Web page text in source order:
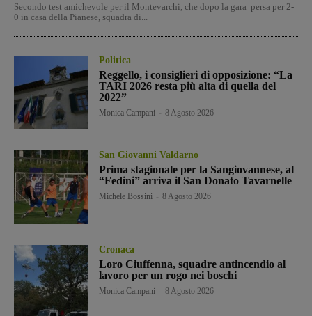
Secondo test amichevole per il Montevarchi, che dopo la gara persa per 2-
0 in casa della Pianese, squadra di...
Politica
Reggello, i consiglieri di opposizione: “La
TARI 2026 resta più alta di quella del
2022”
Monica Campani 8 Agosto 2026
San Giovanni Valdarno
Prima stagionale per la Sangiovannese, al
“Fedini” arriva il San Donato Tavarnelle
Michele Bossini 8 Agosto 2026
Cronaca
Loro Ciuffenna, squadre antincendio al
lavoro per un rogo nei boschi
Monica Campani 8 Agosto 2026